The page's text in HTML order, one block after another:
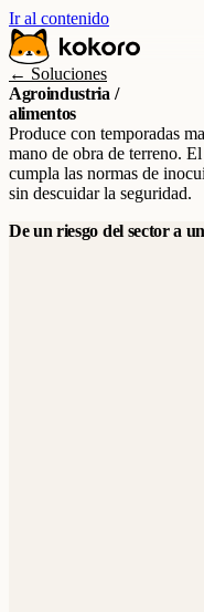
Ir al contenido
← Soluciones
Agroindustria /
alimentos
Produce con temporadas
mano de obra de terreno.
cumpla las normas de
sin descuidar la seguridad.
De un riesgo del sector a